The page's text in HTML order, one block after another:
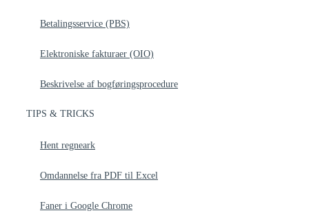
Betalingsservice (PBS)
Elektroniske fakturaer (OIO)
Beskrivelse af bogføringsprocedure
TIPS & TRICKS
Hent regneark
Omdannelse fra PDF til Excel
Faner i Google Chrome